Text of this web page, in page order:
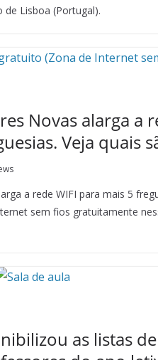
de Lisboa (Portugal).
Novas alarga a
Veja quais
a rede WIFI para mais 5
sem fios gratuitamente
as listas de